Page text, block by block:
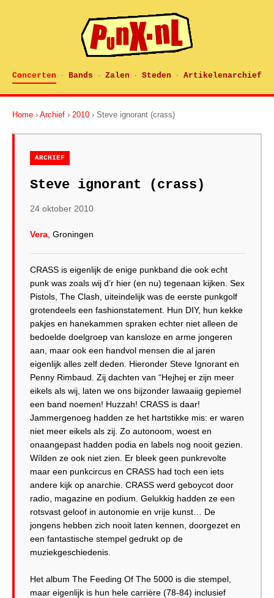
Concerten · Bands · Zalen · Steden · Artikelenarchief
Home › Archief › 2010 › Steve ignorant (crass)
ARCHIEF
Steve ignorant (crass)
24 oktober 2010
Vera , Groningen
CRASS is eigenlijk de enige punkband die ook echt
punk was zoals wij d’r hier (en nu) tegenaan kijken. Sex
Pistols, The Clash, uiteindelijk was de eerste punkgolf
grotendeels een fashionstatement. Hun DIY, hun kekke
pakjes en hanekammen spraken echter niet alleen de
bedoelde doelgroep van kansloze en arme jongeren
aan, maar ook een handvol mensen die al jaren
eigenlijk alles zelf deden. Hieronder Steve Ignorant en
Penny Rimbaud. Zij dachten van “Hejhej er zijn meer
eikels als wij, laten we ons bijzonder lawaaiig gepiemel
een band noemen! Huzzah! CRASS is daar!
Jammergenoeg hadden ze het hartstikke mis: er waren
niet meer eikels als zij. Zo autonoom, woest en
onaangepast hadden podia en labels nog nooit gezien.
Wílden ze ook niet zien. Er bleek geen punkrevolte
maar een punkcircus en CRASS had toch een iets
andere kijk op anarchie. CRASS werd geboycot door
radio, magazine en podium. Gelukkig hadden ze een
rotsvast geloof in autonomie en vrije kunst… De
jongens hebben zich nooit laten kennen, doorgezet en
een fantastische stempel gedrukt op de
muziekgeschiedenis.
Het album The Feeding Of The 5000 is die stempel,
maar eigenlijk is hun hele carrière (78-84) inclusief